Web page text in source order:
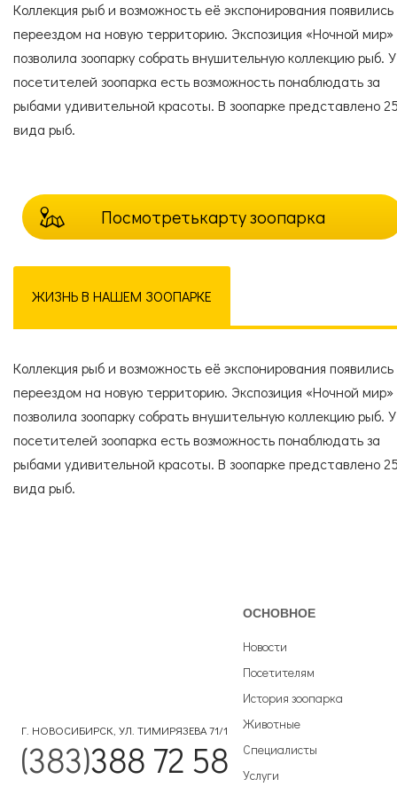
Коллекция рыб и возможность её экспонирования появились
переездом на новую территорию. Экспозиция «Ночной мир»
позволила зоопарку собрать внушительную коллекцию рыб. У
посетителей зоопарка есть возможность понаблюдать за
рыбами удивительной красоты. В зоопарке представлено
вида рыб.
Посмотретькарту зоопарка
ЖИЗНЬ В НАШЕМ ЗООПАРКЕ
Коллекция рыб и возможность её экспонирования появились
переездом на новую территорию. Экспозиция «Ночной мир»
позволила зоопарку собрать внушительную коллекцию рыб. У
посетителей зоопарка есть возможность понаблюдать за
рыбами удивительной красоты. В зоопарке представлено
вида рыб.
Г. НОВОСИБИРСК, УЛ. ТИМИРЯЗЕВА 71/1
(383)388 72 58
ОСНОВНОЕ
Новости
Посетителям
История зоопарка
Животные
Специалисты
Услуги